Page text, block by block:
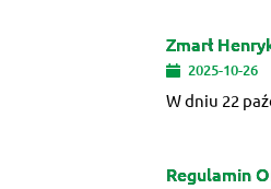
Zmarł
2025-10-26
W dniu 22
Regulamin